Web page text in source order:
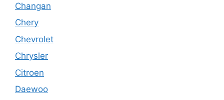
Changan
Chery
Chevrolet
Chrysler
Citroen
Daewoo